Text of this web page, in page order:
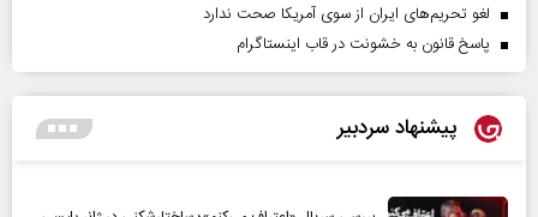
لغو تحریم‌های ایران از سوی آمریکا صحت ندارد
پاسخ قانون به خشونت در قاب اینستاگرام
پیشنهاد سردبیر